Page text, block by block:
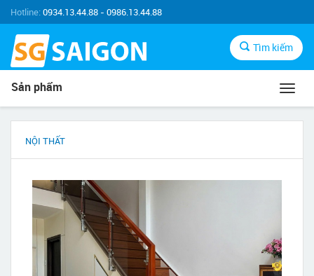
Hotline:0934.13.44.88 - 0986.13.44.88
Tìm kiếm
Sản phẩm
NỘI THẤT